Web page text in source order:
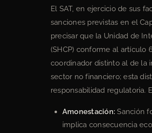
El SAT, en ejercicio de sus
sanciones previstas en el
precisar que la Unidad de
(SHCP) conforme al artículo
coordinador distinto al de la
sector no financiero; esta
responsabilidad regulatoria.
Amonestación: Sanción
implica consecuencia